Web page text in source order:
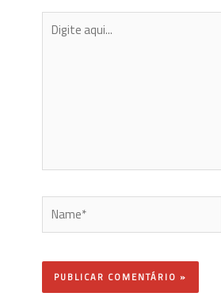
Digite
aqui...
Name*